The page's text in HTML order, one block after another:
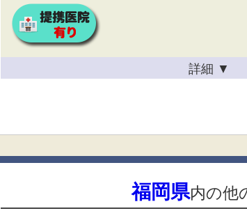
詳細 ▼
福岡県内の他